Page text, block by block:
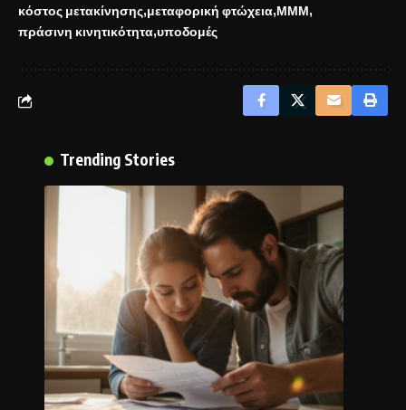
κόστος μετακίνησης μεταφορική φτώχεια ΜΜΜ
πράσινη κινητικότητα υποδομές
Trending Stories